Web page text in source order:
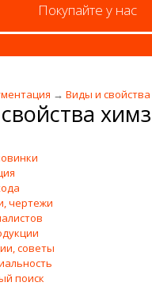
Покупайте у нас
→Виды и
чертежи
советы
поиск